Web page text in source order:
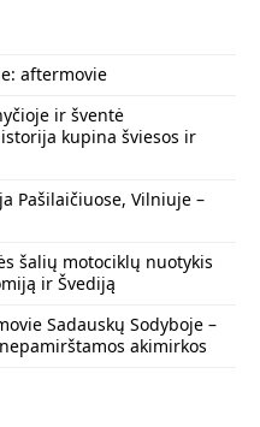
aftermovie
ir šventė
kupina šviesos ir
Pašilaičiuose, Vilniuje –
šalių motociklų nuotykis
ir Švediją
Sadauskų Sodyboje –
akimirkos